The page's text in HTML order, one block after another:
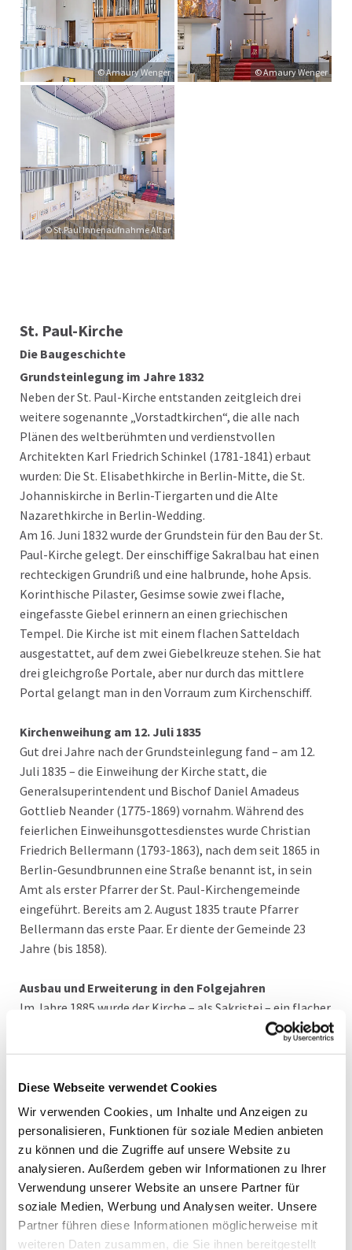
Diese Webseite verwendet Cookies
Wir verwenden Cookies, um Inhalte und Anzeigen zu
personalisieren, Funktionen für soziale Medien anbieten
zu können und die Zugriffe auf unsere Website zu
analysieren. Außerdem geben wir Informationen zu Ihrer
Verwendung unserer Website an unsere Partner für
soziale Medien, Werbung und Analysen weiter. Unsere
Partner führen diese Informationen möglicherweise mit
weiteren Daten zusammen, die Sie ihnen bereitgestellt
© Amaury Wenger © Amaury Wenger
© St.Paul Innenaufnahme Altar
St. Paul-Kirche
Die Baugeschichte
Grundsteinlegung im Jahre 1832
Neben der St. Paul-Kirche entstanden zeitgleich drei
weitere sogenannte „Vorstadtkirchen“, die alle nach
Plänen des weltberühmten und verdienstvollen
Architekten Karl Friedrich Schinkel (1781-1841) erbaut
wurden: Die St. Elisabethkirche in Berlin-Mitte, die St.
Johanniskirche in Berlin-Tiergarten und die Alte
Nazarethkirche in Berlin-Wedding.
Am 16. Juni 1832 wurde der Grundstein für den Bau der St.
Paul-Kirche gelegt. Der einschiffige Sakralbau hat einen
rechteckigen Grundriß und eine halbrunde, hohe Apsis.
Korinthische Pilaster, Gesimse sowie zwei flache,
eingefasste Giebel erinnern an einen griechischen
Tempel. Die Kirche ist mit einem flachen Satteldach
ausgestattet, auf dem zwei Giebelkreuze stehen. Sie hat
drei gleichgroße Portale, aber nur durch das mittlere
Portal gelangt man in den Vorraum zum Kirchenschiff.
Kirchenweihung am 12. Juli 1835
Gut drei Jahre nach der Grundsteinlegung fand – am 12.
Juli 1835 – die Einweihung der Kirche statt, die
Generalsuperintendent und Bischof Daniel Amadeus
Gottlieb Neander (1775-1869) vornahm. Während des
feierlichen Einweihunsgottesdienstes wurde Christian
Friedrich Bellermann (1793-1863), nach dem seit 1865 in
Berlin-Gesundbrunnen eine Straße benannt ist, in sein
Amt als erster Pfarrer der St. Paul-Kirchengemeinde
eingeführt. Bereits am 2. August 1835 traute Pfarrer
Bellermann das erste Paar. Er diente der Gemeinde 23
Jahre (bis 1858).
Ausbau und Erweiterung in den Folgejahren
Im Jahre 1885 wurde der Kirche – als Sakristei – ein flacher
Umgang angefügt, der an die vorhandene Apsis (im
Westen) angebaut wurde. Eine weitere Ergänzung erhielt
freistehender Glockenturm (Campanile) an der
nordwestlichen Seite der Kirche errichtet, der auf allen
Seiten paarige, rechteckige Schallöffnungen hat. Im Turm
hängen drei Glocken aus dem Jahre 1890.
Zerstörung im 2 Weltkrieg und Wiederaufbau
Während des 2. Weltkrieges wurde die Kirche total
zerstört. 1952 wurde entschieden, die Kirche
wiederaufzubauen. Für den Wiederaufbau zeichnete der